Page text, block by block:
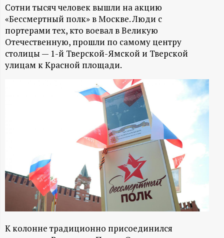
Н
-
и
р
а
Сотни тысяч человек вышли на акцию
«Бессмертный полк» в Москве. Люди с
портерами тех, кто воевал в Великую
Отечественную, прошли по самому центру
столицы — 1-й Тверской-Ямской и Тверской
улицам к Красной площади.
К колонне традиционно присоединился